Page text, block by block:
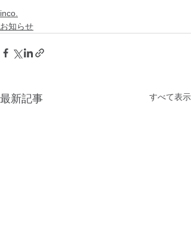
inco.
お知らせ
最新記事 すべて表示